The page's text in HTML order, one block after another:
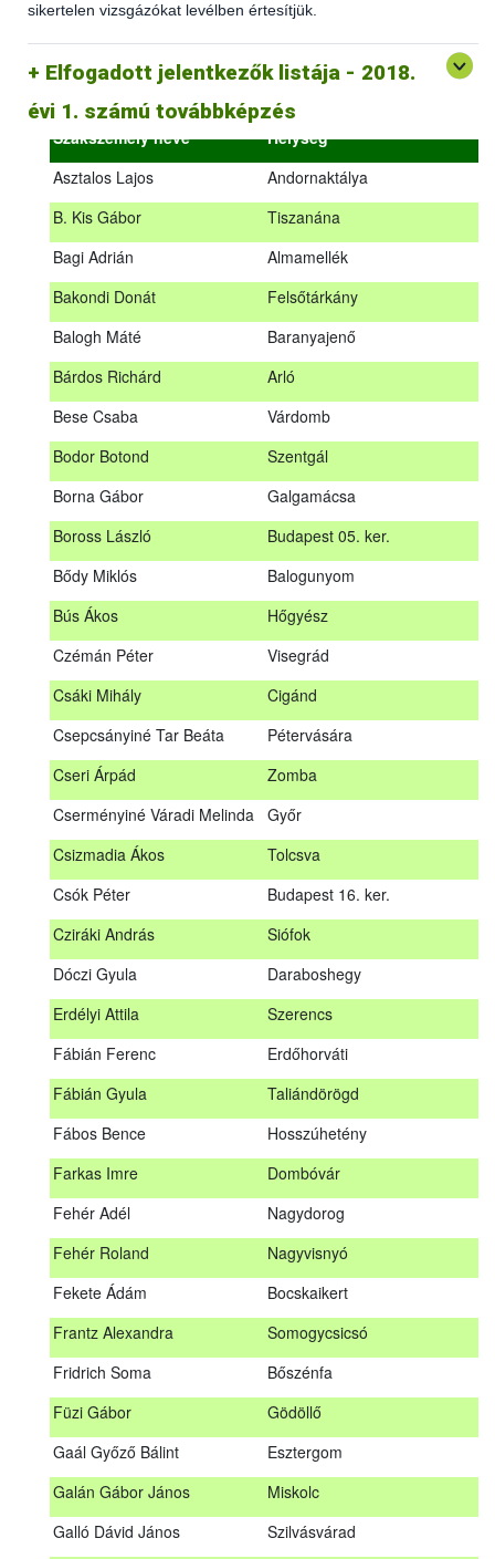
sikertelen vizsgázókat levélben értesítjük.
Elfogadott jelentkezők listája - 2018.
évi 1. számú továbbképzés
(az erdőgazdálkodást és az erdészeti szakirányítást érintő
hatályos jogszabályokról és azok alkalmazásáról szóló
általános továbbképzés)
2018.09.18. – 2018.09.19.
Szakszemély neve
Helység
Asztalos Lajos
Andornaktálya
B. Kis Gábor
Tiszanána
Bagi Adrián
Almamellék
Bakondi Donát
Felsőtárkány
Balogh Máté
Baranyajenő
Bárdos Richárd
Arló
Bese Csaba
Várdomb
Bodor Botond
Szentgál
Borna Gábor
Galgamácsa
Boross László
Budapest 05. ker.
Bődy Miklós
Balogunyom
Bús Ákos
Hőgyész
Czémán Péter
Visegrád
Csáki Mihály
Cigánd
Csepcsányiné Tar Beáta
Pétervására
Cseri Árpád
Zomba
Cserményiné Váradi Melinda Győr
Csizmadia Ákos
Tolcsva
Csók Péter
Budapest 16. ker.
Cziráki András
Siófok
Dóczi Gyula
Daraboshegy
Erdélyi Attila
Szerencs
Fábián Ferenc
Erdőhorváti
Fábián Gyula
Taliándörögd
Fábos Bence
Hosszúhetény
Farkas Imre
Dombóvár
Fehér Adél
Nagydorog
Fehér Roland
Nagyvisnyó
Fekete Ádám
Bocskaikert
Frantz Alexandra
Somogycsicsó
Fridrich Soma
Bőszénfa
Füzi Gábor
Gödöllő
Gaál Győző Bálint
Esztergom
Galán Gábor János
Miskolc
Galló Dávid János
Szilvásvárad
Az alábbiakban tesszük közzé a 2018. szeptember 19-én
megrendezett erdészeti szakszemélyzeti vizsgát sikeresen
teljesítők névsorát.
A sikeres vizsgáról szóló tanúsítványt postán küldjük meg. A
Tiszanána
Almamellék
Felsőtárkány
Balogh Máté
Baranyajenő
Arló
Várdomb
Bodor Botond
Szentgál
Boross László
Bődy Miklós
Bús Ákos
Hőgyész
Barcs
Cseri Árpád
Cserményiné Váradi Melinda
Csók Péter
Budapest 16. ker.
Daraboshegy
Erdőhorváti
Taliándörögd
Dombóvár
Fekete Ádám
Bocskaikert